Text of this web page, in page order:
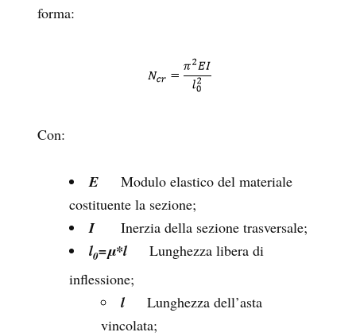
forma:
Con:
E Modulo elastico del materiale
costituente la sezione;
IInerzia della sezione trasversale;
l0=μ*l Lunghezza libera di
inflessione;
l
Lunghezza dell’asta
vincolata;